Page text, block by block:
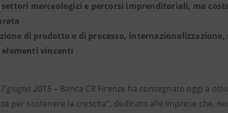
settori merceologici e percorsi imprenditoriali, ma
di prodotto e di processo,
elementi vincenti
giugno 2015 – Banca CR Firenze ha consegnato oggi a
per sostenere la crescita”, dedicato alle imprese che,